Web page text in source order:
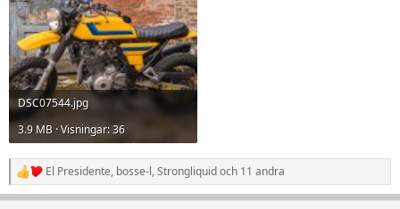
DSC07544.jpg
3.9 MB · Visningar: 36
R
e
El Presidente, bosse-l,Strongliquidoch 11 andra